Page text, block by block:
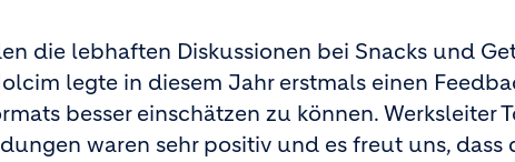
die lebhaften Diskussionen bei Snacks und
legte in diesem Jahr erstmals einen
besser einschätzen zu können. Werksleiter
waren sehr positiv und es freut uns, dass